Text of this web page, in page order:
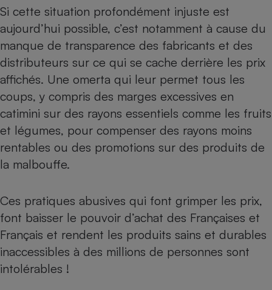
Si cette situation profondément injuste est
aujourd’hui possible, c’est notamment à cause du
manque de transparence des fabricants et des
distributeurs sur ce qui se cache derrière les prix
affichés. Une omerta qui leur permet tous les
coups, y compris des marges excessives en
catimini sur des rayons essentiels comme les fruits
et légumes, pour compenser des rayons moins
rentables ou des promotions sur des produits de
la malbouffe.
Ces pratiques abusives qui font grimper les prix,
font baisser le pouvoir d’achat des Françaises et
Français et rendent les produits sains et durables
inaccessibles à des millions de personnes sont
intolérables !
Climatiseur -
Ventilateur
Cafetière à expressos
Antivirus
Climatiseur -
Ventilateur